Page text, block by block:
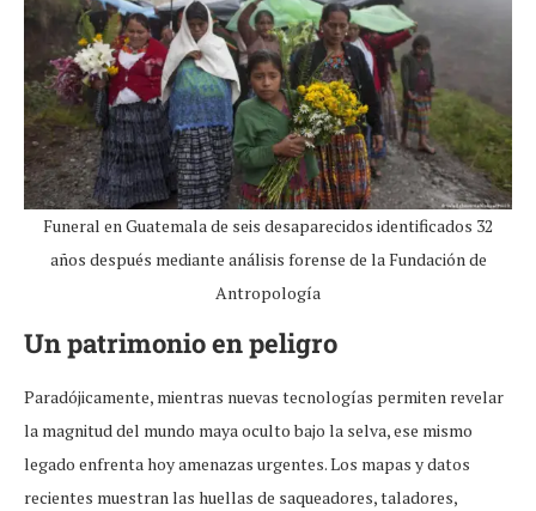
Funeral en Guatemala de seis desaparecidos identificados 32
años después mediante análisis forense de la Fundación de
Antropología
Un patrimonio en peligro
Paradójicamente, mientras nuevas tecnologías permiten revelar
la magnitud del mundo maya oculto bajo la selva, ese mismo
legado enfrenta hoy amenazas urgentes. Los mapas y datos
recientes muestran las huellas de saqueadores, taladores,